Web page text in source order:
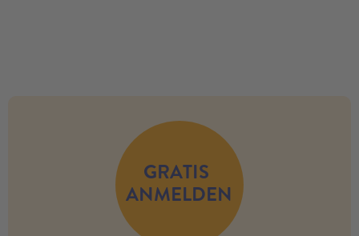
GRATIS
ANMELDEN